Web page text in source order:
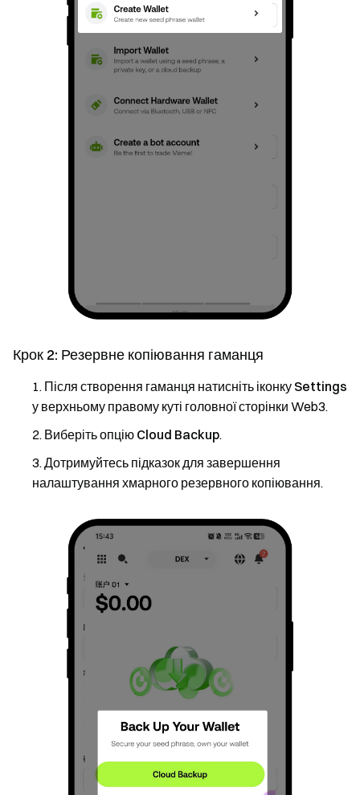
Крок 2: Резервне копіювання гаманця
Після створення гаманця натисніть іконку Settings
у верхньому правому куті головної сторінки Web3.
Виберіть опцію Cloud Backup.
Дотримуйтесь підказок для завершення
налаштування хмарного резервного копіювання.